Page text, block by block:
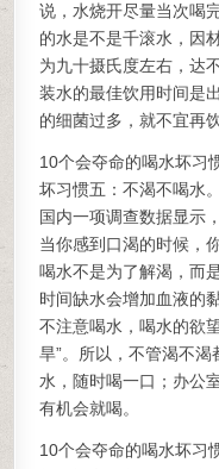
说，水烧开尽量当次喝
的水是不是千滚水，因
为九十摄氏度左右，达
装水的最佳饮用时间是
的细菌过多，就不宜再
10个会夺命的喝水坏习
坏习惯五：不渴不喝水。
国内一项调查数据显示
当你感到口渴的时候，
喝水不是为了解渴，而
时间缺水会增加血液的
不注意喝水，喝水的欲
旱”。所以，不管渴不
水，随时喝一口；办公
有机会就喝。
10个会夺命的喝水坏习